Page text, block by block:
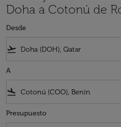
Doha a Cotonú de
Desde
flight_takeoff
A
flight_land
Presupuesto